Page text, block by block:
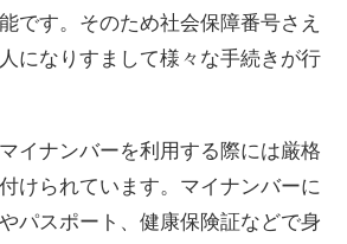
です。そのため社会保障番号さえ
になりすまして様々な手続きが行
イナンバーを利用する際には厳格
けられています。マイナンバーに
パスポート、健康保険証などで身